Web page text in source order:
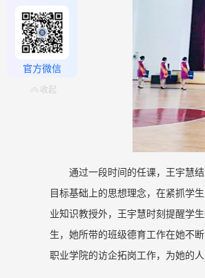
通过一段时间的任课，王宇慧
目标基础上的思想理念，在紧抓学
业知识教授外，王宇慧时刻提醒学
生，她所带的班级德育工作在她不
职业学院的访企拓岗工作，为她的人
官方微信
收起